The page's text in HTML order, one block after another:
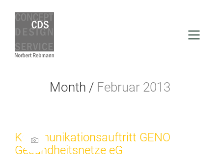
Month / Februar 2013
Kommunikationsauftritt GENO
Gesundheitsnetze eG